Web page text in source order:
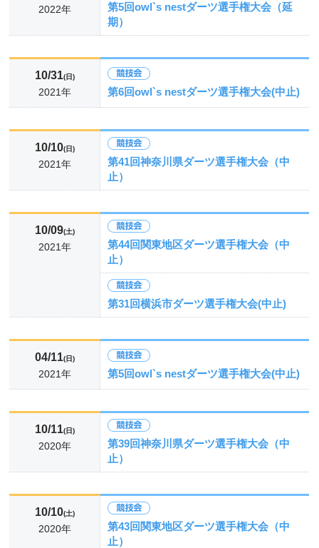
2022年
第5回owl`s nestダーツ選手権大会（延
期）
10/31(日)
2021年 第6回owl`s nestダーツ選手権大会(中止)
10/10(日)
2021年
第41回神奈川県ダーツ選手権大会（中
止）
10/09(土)
2021年
第44回関東地区ダーツ選手権大会（中
止）
第31回横浜市ダーツ選手権大会(中止)
04/11(日)
2021年 第5回owl`s nestダーツ選手権大会(中止)
10/11(日)
2020年
第39回神奈川県ダーツ選手権大会（中
止）
10/10(土)
2020年
第43回関東地区ダーツ選手権大会（中
止）